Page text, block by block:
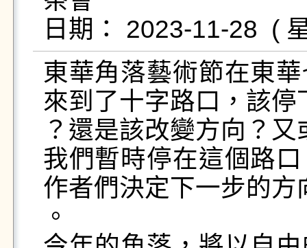
東華角落藝術節在東
來到了十字路口，該停
？還是該改變方向？
我們暫時停在這個路
作者們決定下一步的方
。